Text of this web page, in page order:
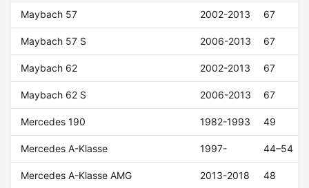
Maybach 57 2002-2013 67
Maybach 57 S 2006-2013 67
Maybach 62 2002-2013 67
Maybach 62 S 2006-2013 67
Mercedes 190 1982-1993 49
Mercedes A-Klasse 1997- 44–54
Mercedes A-Klasse AMG 2013-2018 48